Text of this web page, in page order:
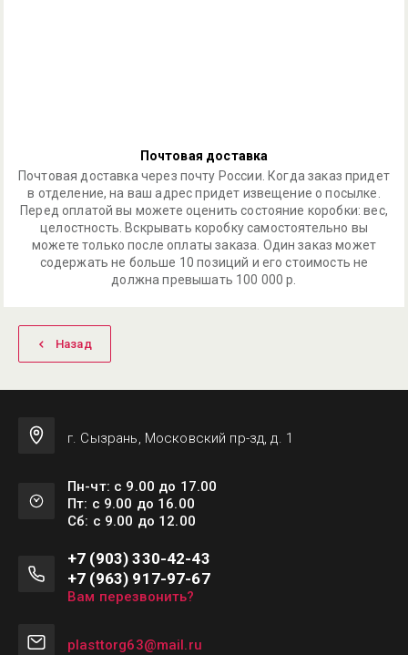
Почтовая доставка
Почтовая доставка через почту России. Когда заказ придет
в отделение, на ваш адрес придет извещение о посылке.
Перед оплатой вы можете оценить состояние коробки: вес,
целостность. Вскрывать коробку самостоятельно вы
можете только после оплаты заказа. Один заказ может
содержать не больше 10 позиций и его стоимость не
должна превышать 100 000 р.
Назад
г. Сызрань, Московский пр-зд, д. 1
Пн-чт: с 9.00 до 17.00
Пт: с 9.00 до 16.00
Сб: с 9.00 до 12.00
+7 (903) 330-42-43
+7 (963) 917-97-67
Вам перезвонить?
plasttorg63@mail.ru